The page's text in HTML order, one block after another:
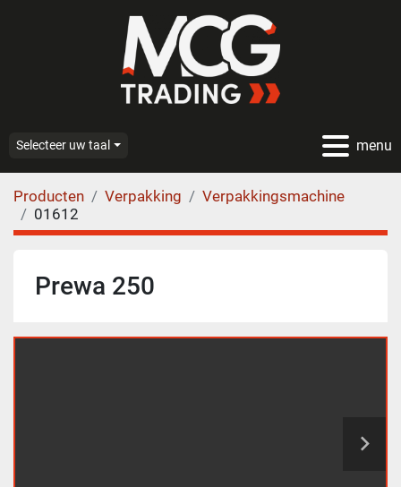
menu
Selecteer uw taal
Producten Verpakking
Verpakkingsmachine
01612
Prewa 250